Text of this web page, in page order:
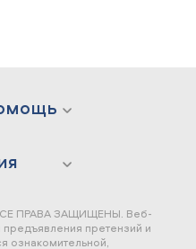
ПРАВА ЗАЩИЩЕНЫ. Веб-
претензий и
ознакомительной,